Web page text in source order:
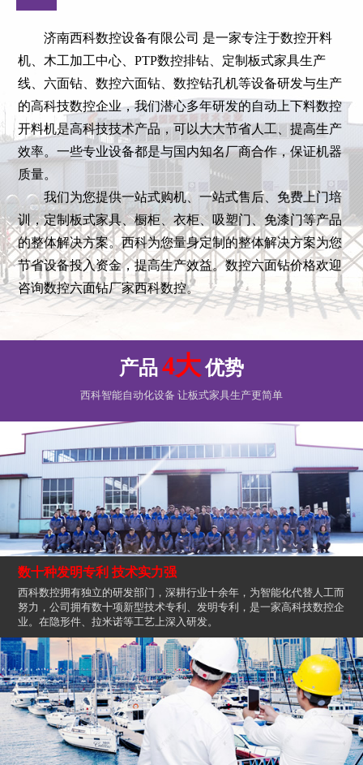
济南西科数控设备有限公司 是一家专注于数控开料
机、木工加工中心、PTP数控排钻、定制板式家具生产
线、六面钻、数控六面钻、数控钻孔机等设备研发与生产
的高科技数控企业，我们潜心多年研发的自动上下料数控
开料机是高科技技术产品，可以大大节省人工、提高生产
效率。一些专业设备都是与国内知名厂商合作，保证机器
质量。
我们为您提供一站式购机、一站式售后、免费上门培
训，定制板式家具、橱柜、衣柜、吸塑门、免漆门等产品
的整体解决方案。西科为您量身定制的整体解决方案为您
节省设备投入资金，提高生产效益。数控六面钻价格欢迎
咨询数控六面钻厂家西科数控。
产品4大优势
西科智能自动化设备 让板式家具生产更简单
数十种发明专利 技术实力强
西科数控拥有独立的研发部门，深耕行业十余年，为智能化代替人工而
努力，公司拥有数十项新型技术专利、发明专利，是一家高科技数控企
业。在隐形件、拉米诺等工艺上深入研发。